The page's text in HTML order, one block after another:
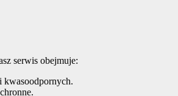
serwis obejmuje:
kwasoodpornych.